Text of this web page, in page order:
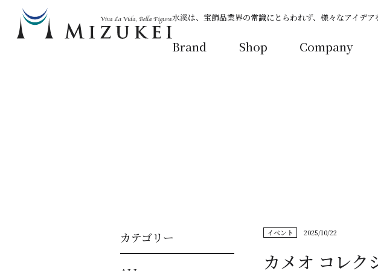
水溪は、宝飾品業界の常識にとらわれず、様々なアイデア
Brand Shop Company
カテゴリー イベント 2025/10/22
カメオ コレク